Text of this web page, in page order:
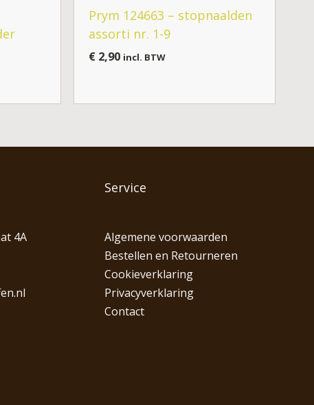
Prym 124663 – stopnaalden
assorti nr. 1-9
€ 2,90 incl. BTW
4A
Service
Algemene voorwaarden
Bestellen en Retourneren
Cookieverklaring
Privacyverklaring
Contact